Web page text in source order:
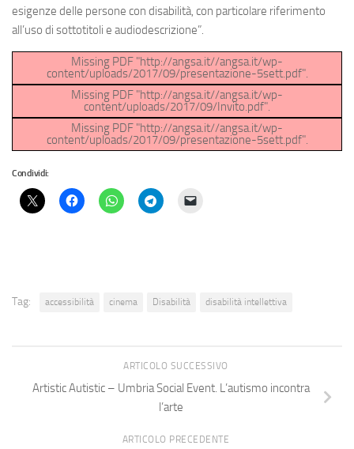
esigenze delle persone con disabilità, con particolare riferimento
all’uso di sottotitoli e audiodescrizione”.
Missing PDF "http://angsa.it//angsa.it/wp-
content/uploads/2017/09/presentazione-5sett.pdf".
Missing PDF "http://angsa.it//angsa.it/wp-
content/uploads/2017/09/Invito.pdf".
Missing PDF "http://angsa.it//angsa.it/wp-
content/uploads/2017/09/presentazione-5sett.pdf".
Condividi:
Tag: accessibilità cinema Disabilità disabilità intellettiva
ARTICOLO SUCCESSIVO
Artistic Autistic – Umbria Social Event. L’autismo incontra
l’arte
ARTICOLO PRECEDENTE